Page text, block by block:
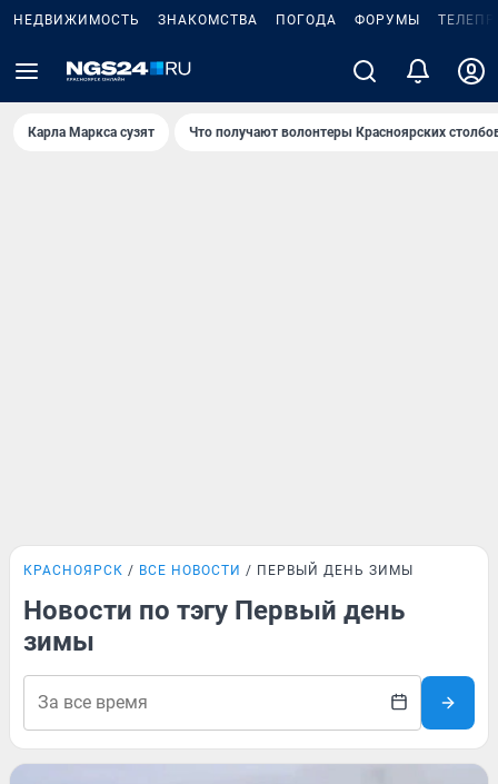
НЕДВИЖИМОСТЬ ЗНАКОМСТВА ПОГОДА ФОРУМЫ
Карла Маркса сузят Что получают волонтеры Красноярских
КРАСНОЯРСК ВСЕ НОВОСТИ ПЕРВЫЙ ДЕНЬ ЗИМЫ
Новости по тэгу Первый день
зимы